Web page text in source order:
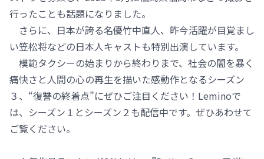
行ったことも話題になりました。
さらに、日本が誇る名優竹中直人、昨今活躍が目覚まし
い笠松将などの日本人キャストも特別出演しています。
模範タクシーの始まりから終わりまで、社会の闇を暴く
痛快さと人間の心の再生を描いた感動作となるシーズン
３、“復讐の終着点”にぜひご注目ください！Leminoで
は、シーズン１とシーズン２も配信中です。ぜひあわせて
ご覧ください。